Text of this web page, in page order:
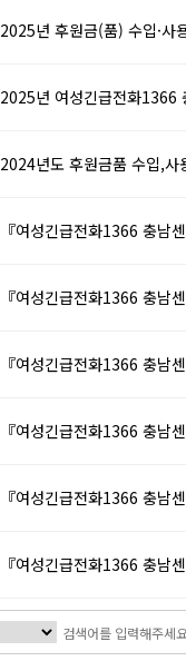
2025년 후원금(품) 수입·사
2025년 여성긴급전화1366
2024년도 후원금품 수입,
『여성긴급전화1366 충남
『여성긴급전화1366 충남
『여성긴급전화1366 충남
『여성긴급전화1366 충남
『여성긴급전화1366 충남
『여성긴급전화1366 충남